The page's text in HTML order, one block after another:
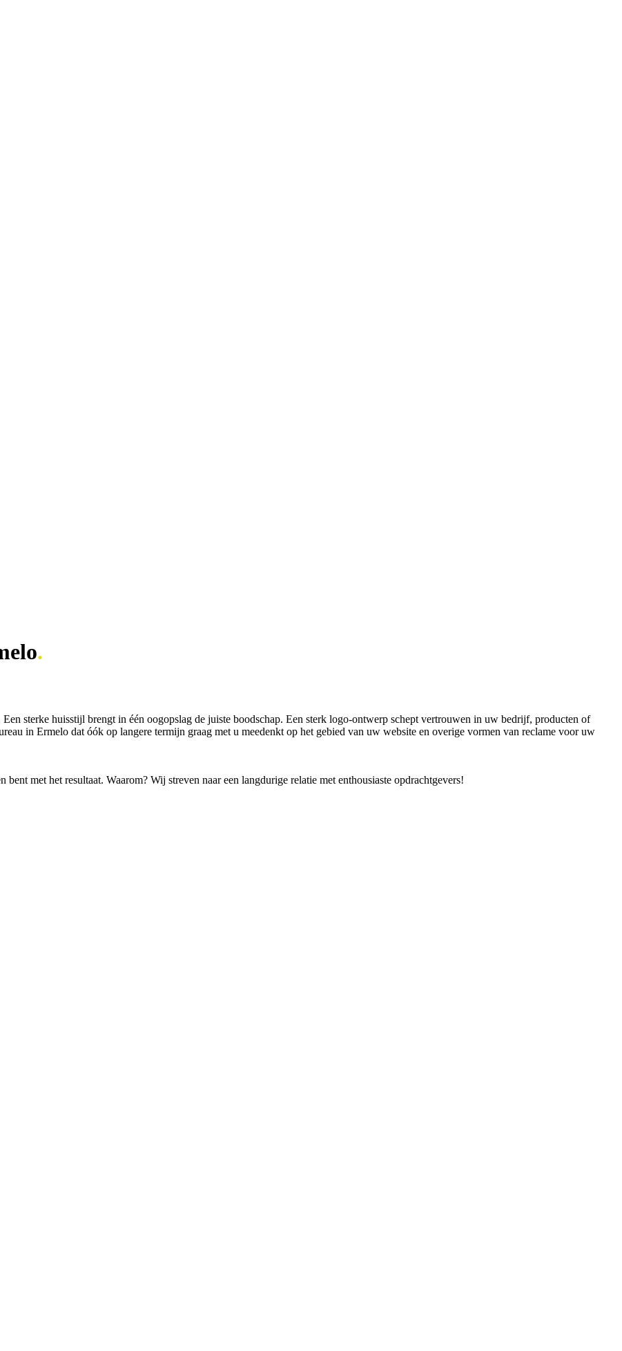
.
sterke huisstijl brengt in één oogopslag de juiste boodschap. Een sterk logo-ontwerp schept vertrouwen in uw bedrijf, producten of
in Ermelo dat óók op langere termijn graag met u meedenkt op het gebied van uw website en overige vormen van reclame voor uw
met het resultaat. Waarom? Wij streven naar een langdurige relatie met enthousiaste opdrachtgevers!